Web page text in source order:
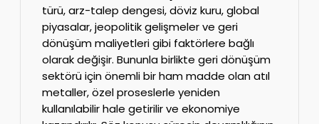
türü, arz-talep dengesi, döviz kuru, global
piyasalar, jeopolitik gelişmeler ve geri
dönüşüm maliyetleri gibi faktörlere bağlı
olarak değişir. Bununla birlikte geri dönüşüm
sektörü için önemli bir ham madde olan atıl
metaller, özel proseslerle yeniden
kullanılabilir hale getirilir ve ekonomiye